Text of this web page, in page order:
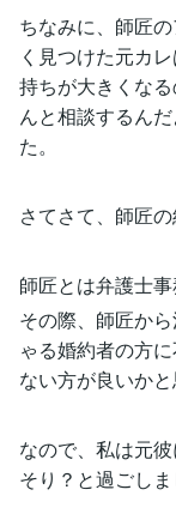
ちなみに、師匠
く見つけた元カ
持ちが大きくな
んと相談するん
た。
さてさて、師匠
師匠とは弁護士
その際、師匠か
ゃる婚約者の方
ない方が良いかと
なので、私は元
そり？と過ごしま